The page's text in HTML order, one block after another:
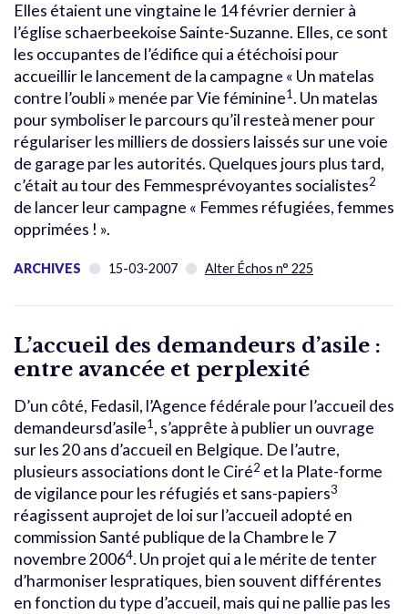
Elles étaient une vingtaine le 14 février dernier à
l’église schaerbeekoise Sainte-Suzanne. Elles, ce sont
les occupantes de l’édifice qui a étéchoisi pour
accueillir le lancement de la campagne « Un matelas
contre l’oubli » menée par Vie féminine1. Un matelas
pour symboliser le parcours qu’il resteà mener pour
régulariser les milliers de dossiers laissés sur une voie
de garage par les autorités. Quelques jours plus tard,
c’était au tour des Femmesprévoyantes socialistes2
de lancer leur campagne « Femmes réfugiées, femmes
opprimées ! ».
ARCHIVES 15-03-2007 Alter Échos n° 225
L’accueil des demandeurs d’asile :
entre avancée et perplexité
D’un côté, Fedasil, l’Agence fédérale pour l’accueil des
demandeursd’asile1 , s’apprête à publier un ouvrage
sur les 20 ans d’accueil en Belgique. De l’autre,
plusieurs associations dont le Ciré2 et la Plate-forme
de vigilance pour les réfugiés et sans-papiers3
réagissent auprojet de loi sur l’accueil adopté en
commission Santé publique de la Chambre le 7
novembre 20064. Un projet qui a le mérite de tenter
d’harmoniser lespratiques, bien souvent différentes
en fonction du type d’accueil, mais qui ne pallie pas les